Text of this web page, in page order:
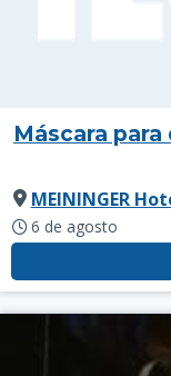
Máscara
MEININGER
6 de agosto